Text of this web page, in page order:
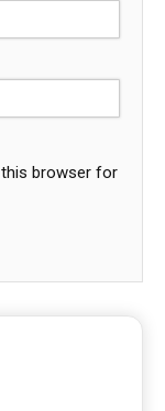
this browser for